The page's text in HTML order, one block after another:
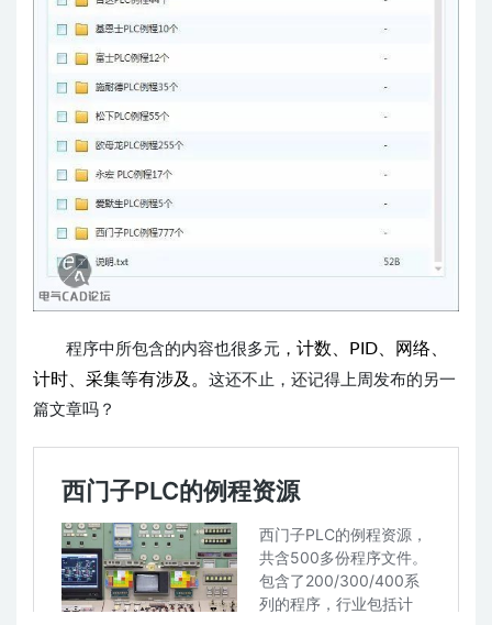
程序中所包含的内容也很多元 ， 计数、PID、网络、
计时、采集等有涉及。 这还不止，还记得上周 发布的另一
篇文章吗？